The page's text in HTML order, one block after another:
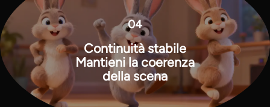
04
Continuità stabile
Mantieni la coerenza
della scena